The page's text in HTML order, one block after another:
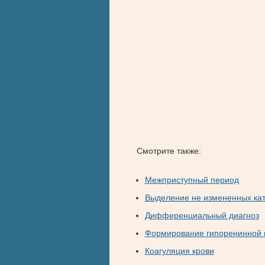
Смотрите также:
Межприступный период
Выделение не измененных
Дифференциальный диагноз
Формирование гипоренинной
Коагуляция крови